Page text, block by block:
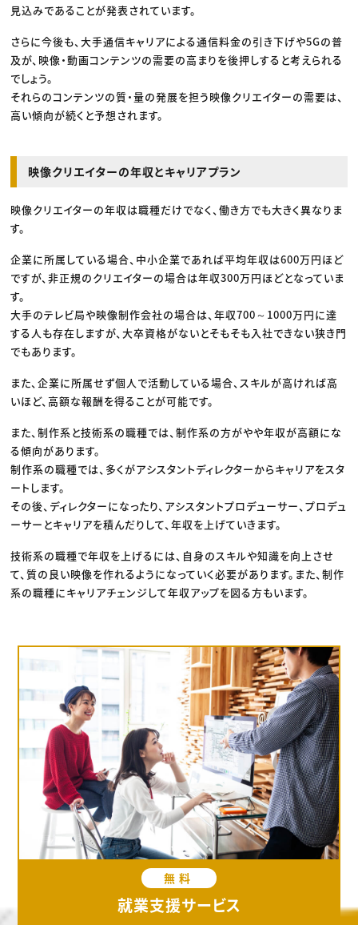
見込みであることが発表されています。
さらに今後も、大手通信キャリアによる通信料金の引き下げや5Gの普
及が、映像・動画コンテンツの需要の高まりを後押しすると考えられる
でしょう。
それらのコンテンツの質・量の発展を担う映像クリエイターの需要は、
高い傾向が続くと予想されます。
映像クリエイターの年収とキャリアプラン
映像クリエイターの年収は職種だけでなく、働き方でも大きく異なりま
す。
企業に所属している場合、中小企業であれば平均年収は600万円ほど
ですが、非正規のクリエイターの場合は年収300万円ほどとなっていま
す。
大手のテレビ局や映像制作会社の場合は、年収700～1000万円に達
する人も存在しますが、大卒資格がないとそもそも入社できない狭き門
でもあります。
また、企業に所属せず個人で活動している場合、スキルが高ければ高
いほど、高額な報酬を得ることが可能です。
また、制作系と技術系の職種では、制作系の方がやや年収が高額にな
る傾向があります。
制作系の職種では、多くがアシスタントディレクターからキャリアをスタ
ートします。
その後、ディレクターになったり、アシスタントプロデューサー、プロデュ
ーサーとキャリアを積んだりして、年収を上げていきます。
技術系の職種で年収を上げるには、自身のスキルや知識を向上させ
て、質の良い映像を作れるようになっていく必要があります。また、制作
系の職種にキャリアチェンジして年収アップを図る方もいます。
無料
就業支援サービス